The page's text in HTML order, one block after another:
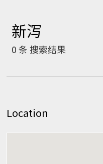
新泻
0条 搜索结果
Location